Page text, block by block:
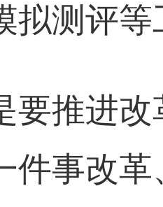
拟测评等
推进改
件事改